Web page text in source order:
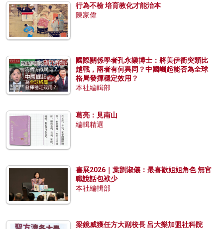
行為不檢 培育教化才能治本
陳家偉
國際關係學者孔永樂博士：將美伊衝突類比
越戰，兩者有何異同？中國崛起能否為全球
格局發揮穩定效用？
本社編輯部
葛亮：見南山
編輯精選
書展2026｜葉劉淑儀：最喜歡姐姐角色 無官
職說話包袱少
本社編輯部
梁鏡威獲任方大副校長 呂大樂加盟社科院